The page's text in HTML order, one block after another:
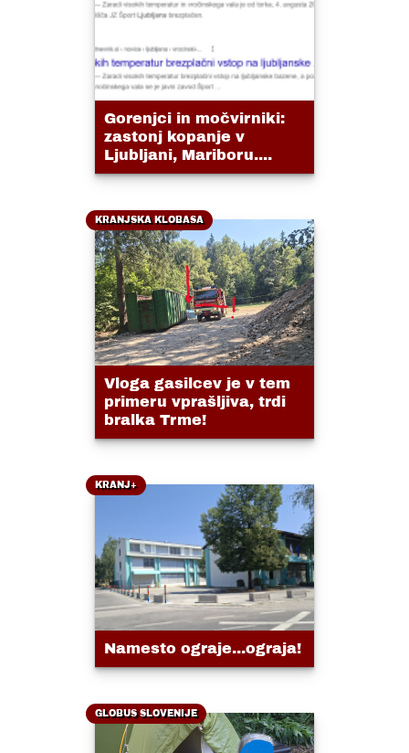
Gorenjci in močvirniki:
zastonj kopanje v
Ljubljani, Mariboru....
KRANJSKA KLOBASA
Vloga gasilcev je v tem
primeru vprašljiva, trdi
bralka Trme!
KRANJ+
Namesto ograje...ograja!
GLOBUS SLOVENIJE